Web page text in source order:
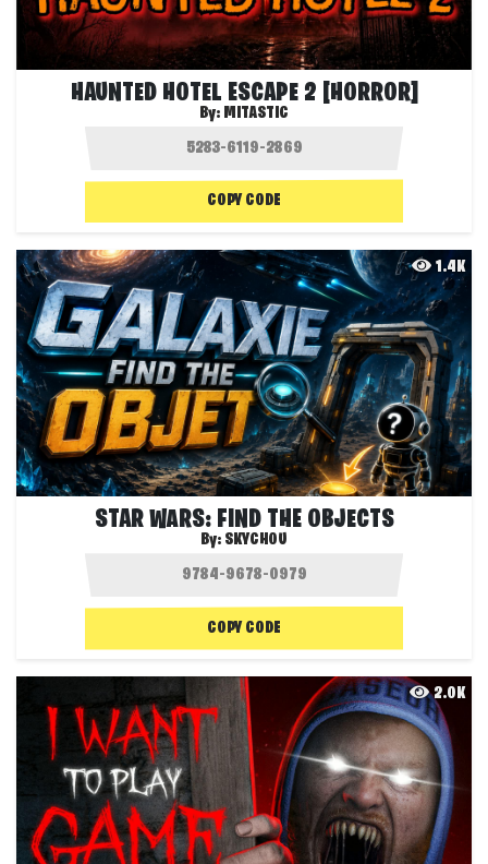
HAUNTED HOTEL ESCAPE 2 [HORROR]
By: MITASTIC
COPY CODE
1.4K
STAR WARS: FIND THE OBJECTS
By: SKYCHOU
COPY CODE
2.0K